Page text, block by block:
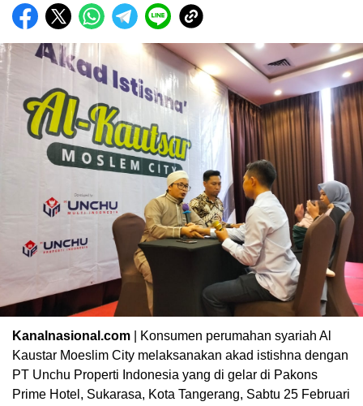
Kanalnasional.com | Konsumen perumahan syariah Al
Kaustar Moeslim City melaksanakan akad istishna dengan
PT Unchu Properti Indonesia yang di gelar di Pakons
Prime Hotel, Sukarasa, Kota Tangerang, Sabtu 25 Februari